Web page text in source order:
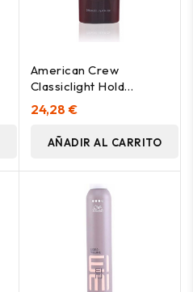
American Crew
Classiclight Hold
Texturelotion 250Ml
24,28 €
AÑADIR AL CARRITO